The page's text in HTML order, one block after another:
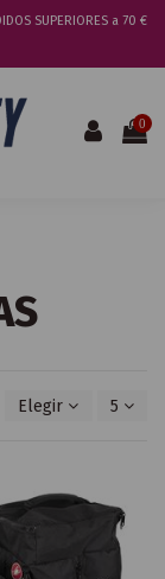
SUPERIORES a 70 €
0
Elegir 5